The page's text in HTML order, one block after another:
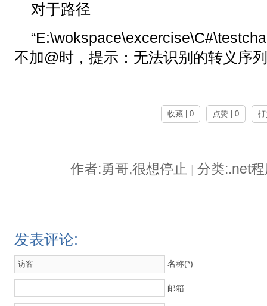
对于路径
不加@时，提示：无法识别的转义序
收藏 | 0 点赞 | 0
作者:勇哥,很想停止 分类:.net
发表评论:
名称(*)
邮箱